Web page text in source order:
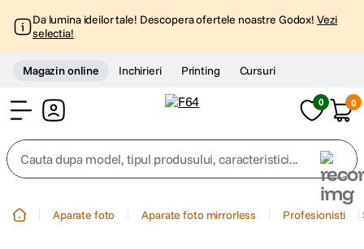
Da lumina ideilor tale! Descopera ofertele noastre Godox! Vezi
selectia!
Magazin online Inchirieri Printing Cursuri
0 0
Cauta dupa model, tipul produsului, caracteristici...
Aparate foto Aparate foto mirrorless Profesionisti